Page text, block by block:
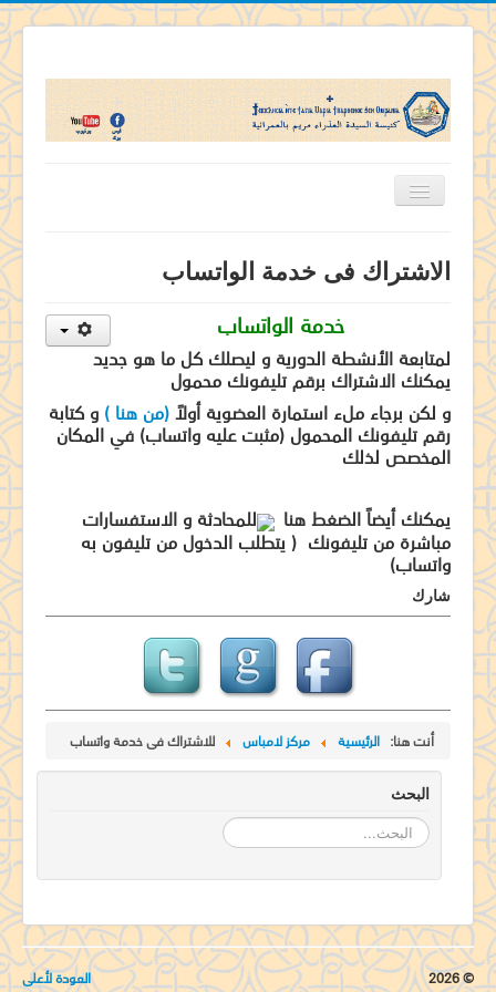
تاريخ كنيستنا
قديسى الكنيسة
منشآت الكنيسة
خدمات الكنيسة
تفاسير ومسابقات
جدول الخدمات الطقسية
طلبات الصلاة
جاليرى
مركز لامباس
الاشتراك فى خدمة الواتساب
خدمة الواتساب
لمتابعة الأنشطة الدورية و ليصلك كل ما هو جديد
يمكنك الاشتراك برقم تليفونك محمول
و لكن برجاء ملء استمارة العضوية أولاً(من هنا ) و كتابة
رقم تليفونك المحمول (مثبت عليه واتساب) في المكان
المخصص لذلك
يمكنك أيضاً الضغط هنا
للمحادثة و الاستفسارات
مباشرة من تليفونك ( يتطلب الدخول من تليفون به
واتساب)
شارك
أنت هنا: الرئيسية مركز لامباس للاشتراك فى خدمة واتساب
البحث
البحث...
العودة لأعلى © 2026